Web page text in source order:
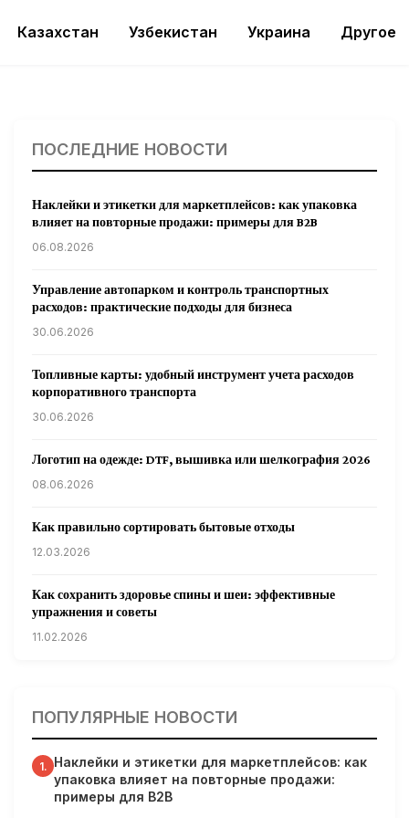
Казахстан Узбекистан Украина Другое
ПОСЛЕДНИЕ НОВОСТИ
Наклейки и этикетки для маркетплейсов: как упаковка
влияет на повторные продажи: примеры для B2B
06.08.2026
Управление автопарком и контроль транспортных
расходов: практические подходы для бизнеса
30.06.2026
Топливные карты: удобный инструмент учета расходов
корпоративного транспорта
30.06.2026
Логотип на одежде: DTF, вышивка или шелкография 2026
08.06.2026
Как правильно сортировать бытовые отходы
12.03.2026
Как сохранить здоровье спины и шеи: эффективные
упражнения и советы
11.02.2026
31.01.2026
Гарвардские ученые обнаружили сеть лимфатических
сосудов в мозге человека и мышей
31.01.2026
ПОПУЛЯРНЫЕ НОВОСТИ
1. Наклейки и этикетки для маркетплейсов: как
упаковка влияет на повторные продажи:
примеры для B2B